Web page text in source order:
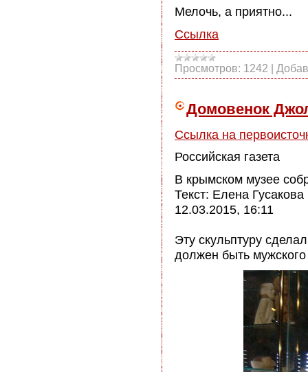
Мелочь, а приятно...
Ссылка
Просмотров: 1242 |
Домовенок
Ссылка на
Российская газета
В крымском музее
Текст: Елена
12.03.2015, 16:11
Эту скульптуру
должен быть